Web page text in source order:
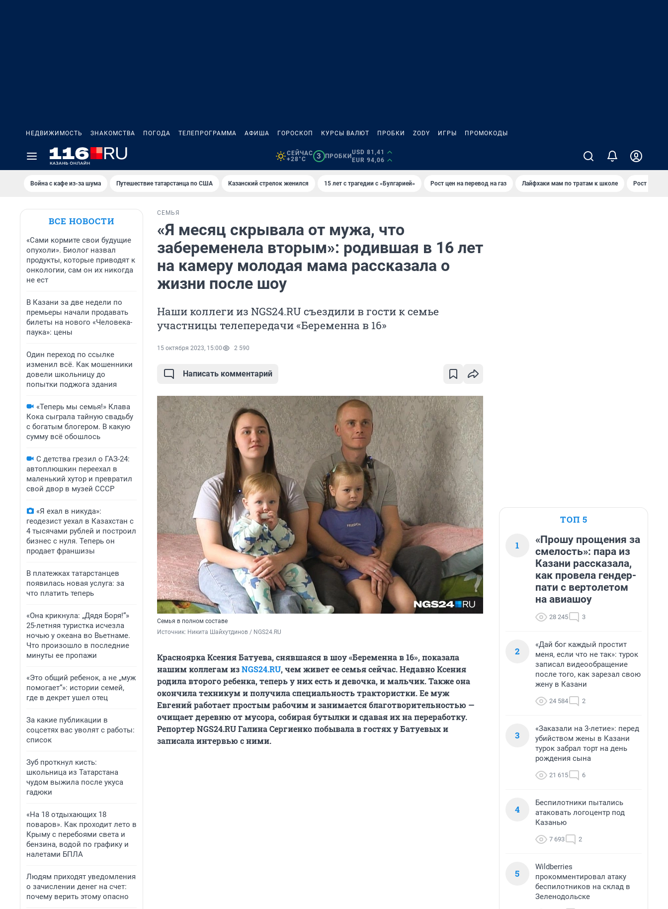
НЕДВИЖИМОСТЬ ЗНАКОМСТВА ПОГОДА ТЕЛЕПРОГРАММА АФИША ГОРОСКОП КУРСЫ ВАЛЮТ ПРОБКИ ZODY ИГРЫ ПРОМОКОДЫ
СЕЙЧАС
+28°C
3 ПРОБКИ
USD 81,41
EUR 94,06
Война с кафе из-за шума Путешествие татарстанца по США Казанский стрелок женился 15 лет с трагедии с «Булгарией» Рост цен на перевод на газ Лайфхаки мам по тратам к школе Рост цен на
ВСЕ НОВОСТИ
«Сами кормите свои будущие
опухоли». Биолог назвал
продукты, которые приводят к
онкологии, сам он их никогда
не ест
В Казани за две недели по
премьеры начали продавать
билеты на нового «Человека-
паука»: цены
Один переход по ссылке
изменил всё. Как мошенники
довели школьницу до
попытки поджога здания
«Теперь мы семья!» Клава
Кока сыграла тайную свадьбу
с богатым блогером. В какую
сумму всё обошлось
С детства грезил о ГАЗ-24:
автоплюшкин переехал в
маленький хутор и превратил
свой двор в музей СССР
«Я ехал в никуда»:
геодезист уехал в Казахстан с
4 тысячами рублей и построил
бизнес с нуля. Теперь он
продает франшизы
В платежках татарстанцев
появилась новая услуга: за
что платить теперь
«Она крикнула: „Дядя Боря!“»
25-летняя туристка исчезла
ночью у океана во Вьетнаме.
Что произошло в последние
минуты ее пропажи
«Это общий ребенок, а не „муж
помогает“»: истории семей,
где в декрет ушел отец
За какие публикации в
соцсетях вас уволят с работы:
список
Зуб проткнул кисть:
школьница из Татарстана
чудом выжила после укуса
гадюки
«На 18 отдыхающих 18
поваров». Как проходит лето в
Крыму с перебоями света и
бензина, водой по графику и
налетами БПЛА
Людям приходят уведомления
о зачислении денег на счет:
почему верить этому опасно
СЕМЬЯ
«Я месяц скрывала от мужа, что
забеременела вторым»: родившая в 16 лет
на камеру молодая мама рассказала о
жизни после шоу
Наши коллеги из NGS24.RU съездили в гости к семье
участницы телепередачи «Беременна в 16»
15 октября 2023, 15:00 2 590
Написать комментарий
Семья в полном составе
Источник: Никита Шайхутдинов / NGS24.RU
Красноярка Ксения Батуева, снявшаяся в шоу «Беременна в 16», показала
нашим коллегам изNGS24.RU, чем живет ее семья сейчас. Недавно Ксения
родила второго ребенка, теперь у них есть и девочка, и мальчик. Также она
окончила техникум и получила специальность трактористки. Ее муж
Евгений работает простым рабочим и занимается благотворительностью —
очищает деревню от мусора, собирая бутылки и сдавая их на переработку.
Репортер NGS24.RU Галина Сергиенко побывала в гостях у Батуевых и
записала интервью с ними.
ТОП 5
1
«Прошу прощения за
смелость»: пара из
Казани рассказала,
как провела гендер-
пати с вертолетом
на авиашоу
28 245 3
2
«Дай бог каждый простит
меня, если что не так»: турок
записал видеообращение
после того, как зарезал свою
жену в Казани
24 584 2
3
«Заказали на 3-летие»: перед
убийством жены в Казани
турок забрал торт на день
рождения сына
21 615 6
4
Беспилотники пытались
атаковать логоцентр под
Казанью
7 693 2
5
Wildberries
прокомментировал атаку
беспилотников на склад в
Зеленодольске